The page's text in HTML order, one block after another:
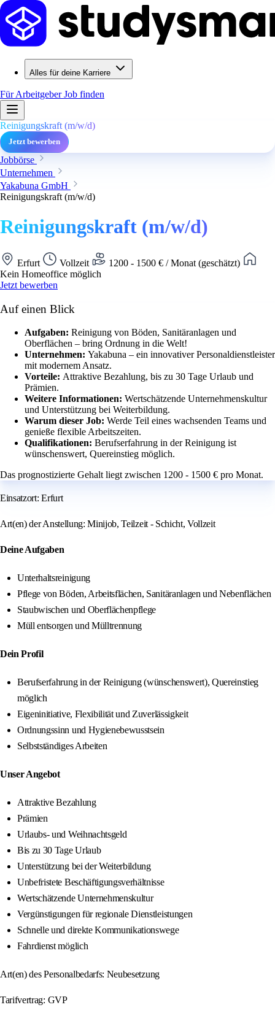
Alles für deine Karriere
Für ArbeitgeberJob finden
Reinigungskraft (m/w/d)
Jetzt bewerben
Jobbörse
Unternehmen
Yakabuna GmbH
Reinigungskraft (m/w/d)
Reinigungskraft (m/w/d)
Erfurt Vollzeit
1200 - 1500 € / Monat (geschätzt)
Kein Homeoffice möglich
Jetzt bewerben
Auf einen Blick
Aufgaben: Reinigung von Böden, Sanitäranlagen und
Oberflächen – bring Ordnung in die Welt!
Unternehmen: Yakabuna – ein innovativer Personaldienstleister
mit modernem Ansatz.
Vorteile: Attraktive Bezahlung, bis zu 30 Tage Urlaub und
Prämien.
Weitere Informationen: Wertschätzende Unternehmenskultur
und Unterstützung bei Weiterbildung.
Warum dieser Job: Werde Teil eines wachsenden Teams und
genieße flexible Arbeitszeiten.
Qualifikationen: Berufserfahrung in der Reinigung ist
wünschenswert, Quereinstieg möglich.
Das prognostizierte Gehalt liegt zwischen 1200 - 1500 € pro Monat.
Einsatzort: Erfurt
Art(en) der Anstellung: Minijob, Teilzeit - Schicht, Vollzeit
Deine Aufgaben
Unterhaltsreinigung
Pflege von Böden, Arbeitsflächen, Sanitäranlagen und Nebenflächen
Staubwischen und Oberflächenpflege
Müll entsorgen und Mülltrennung
Dein Profil
Berufserfahrung in der Reinigung (wünschenswert), Quereinstieg
möglich
Eigeninitiative, Flexibilität und Zuverlässigkeit
Ordnungssinn und Hygienebewusstsein
Selbstständiges Arbeiten
Unser Angebot
Attraktive Bezahlung
Prämien
Urlaubs- und Weihnachtsgeld
Bis zu 30 Tage Urlaub
Unterstützung bei der Weiterbildung
Unbefristete Beschäftigungsverhältnisse
Wertschätzende Unternehmenskultur
Vergünstigungen für regionale Dienstleistungen
Schnelle und direkte Kommunikationswege
Fahrdienst möglich
Art(en) des Personalbedarfs: Neubesetzung
Tarifvertrag: GVP